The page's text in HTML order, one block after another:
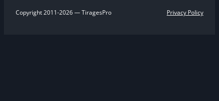
Copyright 2011-2026 — TiragesPro Privacy Policy